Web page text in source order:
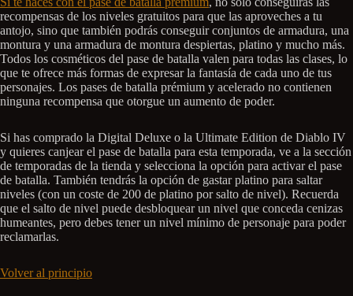
recompensas de los niveles gratuitos para que las aproveches a tu
antojo, sino que también podrás conseguir conjuntos de armadura, una
montura y una armadura de montura despiertas, platino y mucho más.
Todos los cosméticos del pase de batalla valen para todas las clases, lo
que te ofrece más formas de expresar la fantasía de cada uno de tus
personajes. Los pases de batalla prémium y acelerado no contienen
ninguna recompensa que otorgue un aumento de poder.
Si has comprado la Digital Deluxe o la Ultimate Edition de Diablo IV
y quieres canjear el pase de batalla para esta temporada, ve a la sección
de temporadas de la tienda y selecciona la opción para activar el pase
de batalla. También tendrás la opción de gastar platino para saltar
niveles (con un coste de 200 de platino por salto de nivel). Recuerda
que el salto de nivel puede desbloquear un nivel que conceda cenizas
humeantes, pero debes tener un nivel mínimo de personaje para poder
reclamarlas.
Volver al principio